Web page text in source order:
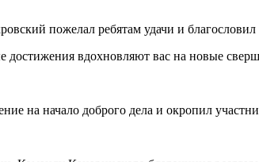
пожелал ребятам удачи и благословил
вдохновляют вас на новые
на начало доброго дела и окропил